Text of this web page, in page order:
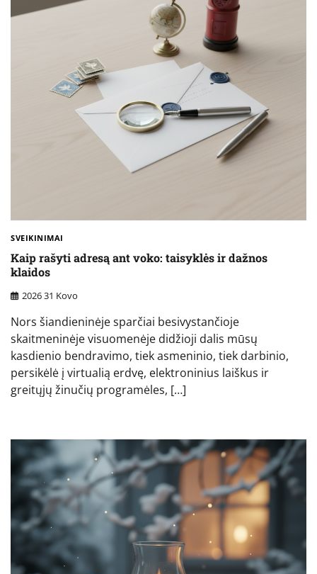
SVEIKINIMAI
Kaip rašyti adresą ant voko: taisyklės ir dažnos
klaidos
2026 31 Kovo
Nors šiandieninėje sparčiai besivystančioje
skaitmeninėje visuomenėje didžioji dalis mūsų
kasdienio bendravimo, tiek asmeninio, tiek darbinio,
persikėlė į virtualią erdvę, elektroninius laiškus ir
greitųjų žinučių programėles, […]